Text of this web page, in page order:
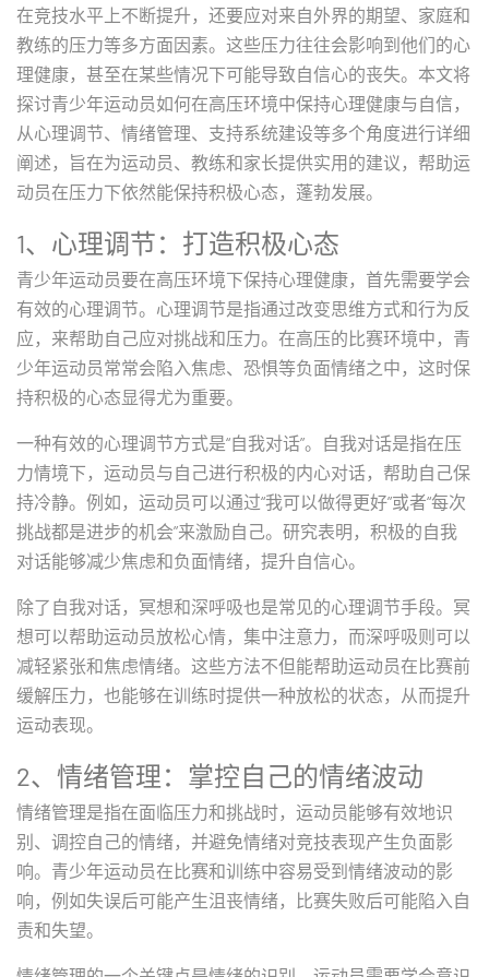
在竞技水平上不断提升，还要应对来自外界的期望、家庭和
教练的压力等多方面因素。这些压力往往会影响到他们的心
理健康，甚至在某些情况下可能导致自信心的丧失。本文将
探讨青少年运动员如何在高压环境中保持心理健康与自信，
从心理调节、情绪管理、支持系统建设等多个角度进行详细
阐述，旨在为运动员、教练和家长提供实用的建议，帮助运
动员在压力下依然能保持积极心态，蓬勃发展。
1、心理调节：打造积极心态
青少年运动员要在高压环境下保持心理健康，首先需要学会
有效的心理调节。心理调节是指通过改变思维方式和行为反
应，来帮助自己应对挑战和压力。在高压的比赛环境中，青
少年运动员常常会陷入焦虑、恐惧等负面情绪之中，这时保
持积极的心态显得尤为重要。
一种有效的心理调节方式是“自我对话”。自我对话是指在压
力情境下，运动员与自己进行积极的内心对话，帮助自己保
持冷静。例如，运动员可以通过“我可以做得更好”或者“每次
挑战都是进步的机会”来激励自己。研究表明，积极的自我
对话能够减少焦虑和负面情绪，提升自信心。
除了自我对话，冥想和深呼吸也是常见的心理调节手段。冥
想可以帮助运动员放松心情，集中注意力，而深呼吸则可以
减轻紧张和焦虑情绪。这些方法不但能帮助运动员在比赛前
缓解压力，也能够在训练时提供一种放松的状态，从而提升
运动表现。
2、情绪管理：掌控自己的情绪波动
情绪管理是指在面临压力和挑战时，运动员能够有效地识
别、调控自己的情绪，并避免情绪对竞技表现产生负面影
响。青少年运动员在比赛和训练中容易受到情绪波动的影
响，例如失误后可能产生沮丧情绪，比赛失败后可能陷入自
责和失望。